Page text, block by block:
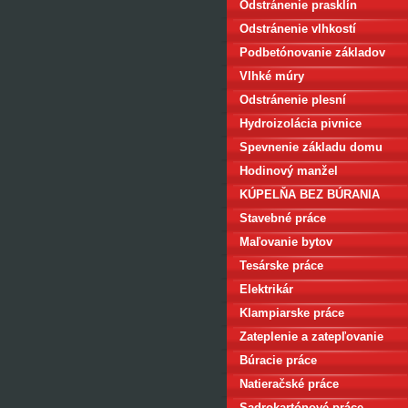
Odstránenie prasklín
Odstránenie vlhkostí
Podbetónovanie základov
Vlhké múry
Odstránenie plesní
Hydroizolácia pivnice
Spevnenie základu domu
Hodinový manžel
KÚPELŇA BEZ BÚRANIA
Stavebné práce
Maľovanie bytov
Tesárske práce
Elektrikár
Klampiarske práce
Zateplenie a zatepľovanie
Búracie práce
Natieračské práce